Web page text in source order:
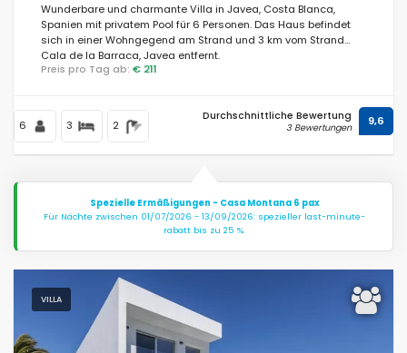
Wunderbare und charmante Villa in Javea, Costa Blanca,
Spanien mit privatem Pool für 6 Personen. Das Haus befindet
sich in einer Wohngegend am Strand und 3 km vom Strand
Cala de la Barraca, Javea entfernt.
Preis pro Tag ab: € 211
6 3 2
Durchschnittliche Bewertung
3 Bewertungen 9,6
Spezielle Ermäßigungen - Casa Montana 6 pax
Für Nächte zwischen 01/07/2026 - 13/09/2026: spezieller last-minute-
rabatt bis zu 25 %.
VILLA